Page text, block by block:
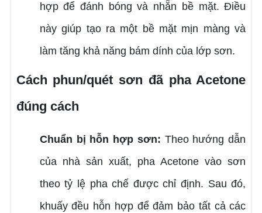
hợp để đánh bóng và nhẵn bề mặt. Điều
này giúp tạo ra một bề mặt mịn màng và
làm tăng khả năng bám dính của lớp sơn.
Cách phun/quét sơn đã pha Acetone
đúng cách
Chuẩn bị hỗn hợp sơn: Theo hướng dẫn
của nhà sản xuất, pha Acetone vào sơn
theo tỷ lệ pha chế được chỉ định. Sau đó,
khuấy đều hỗn hợp để đảm bảo tất cả các